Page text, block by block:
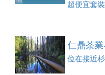
超便宜套
刊登、訂房系統、客房委
仁鼎茶業
位在接近